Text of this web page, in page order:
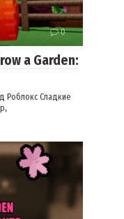
0
a Garden:
Роблокс Сладкие